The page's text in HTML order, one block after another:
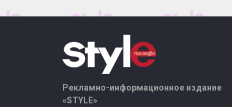
Рекламно-информационное издание
«STYLE»